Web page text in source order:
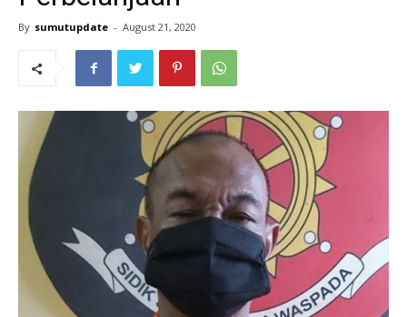
By sumutupdate - August 21, 2020